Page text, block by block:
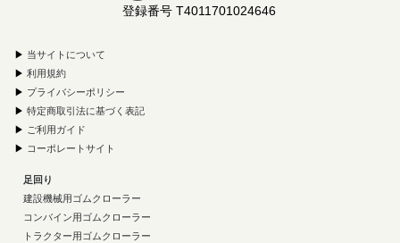
登録番号 T4011701024646
▶ 当サイトについて
▶ 利用規約
▶ プライバシーポリシー
▶ 特定商取引法に基づく表記
▶ ご利用ガイド
▶ コーポレートサイト
足回り
建設機械用ゴムクローラー
コンバイン用ゴムクローラー
トラクター用ゴムクローラー